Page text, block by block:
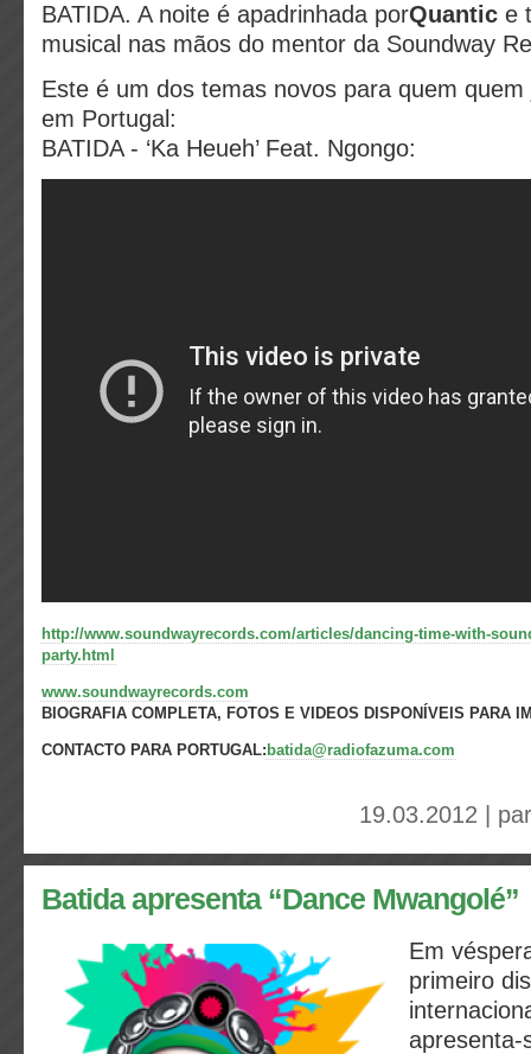
BATIDA. A noite é apadrinhada porQuantic e
musical nas mãos do mentor da Soundway
Este é um dos temas novos para quem
em Portugal:
BATIDA - ‘Ka Heueh’ Feat. Ngongo:
http://www.soundwayrecords.com/articles/dancing-time-with-
party.html
www.soundwayrecords.com
BIOGRAFIA COMPLETA, FOTOS E VIDEOS DISPONÍVEIS PARA
CONTACTO PARA PORTUGAL: batida@radiofazuma.com
19.03.2012 |
Batida apresenta “Dance Mwangolé”
Em
primeiro
apresenta-